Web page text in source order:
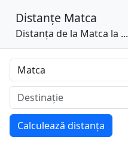
Distanțe Matca
Distanța de la Matca la ...
Calculează distanța